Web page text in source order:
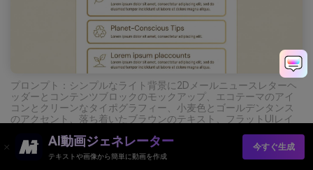
プロンプト：シンプルなライト背景に2Dメールニュースレターヘ
ッダーとコンテンツブロックのモックアップ、エコテーマのアイ
コンとクリーンなタイポグラフィー、小麦色とゴールデンタンス
のアクセント、落ち着いたブラウンのテキスト、フラットUIレイ
AI動画ジェネレーター
テキストや画像から簡単に動画を作成
今すぐ生成